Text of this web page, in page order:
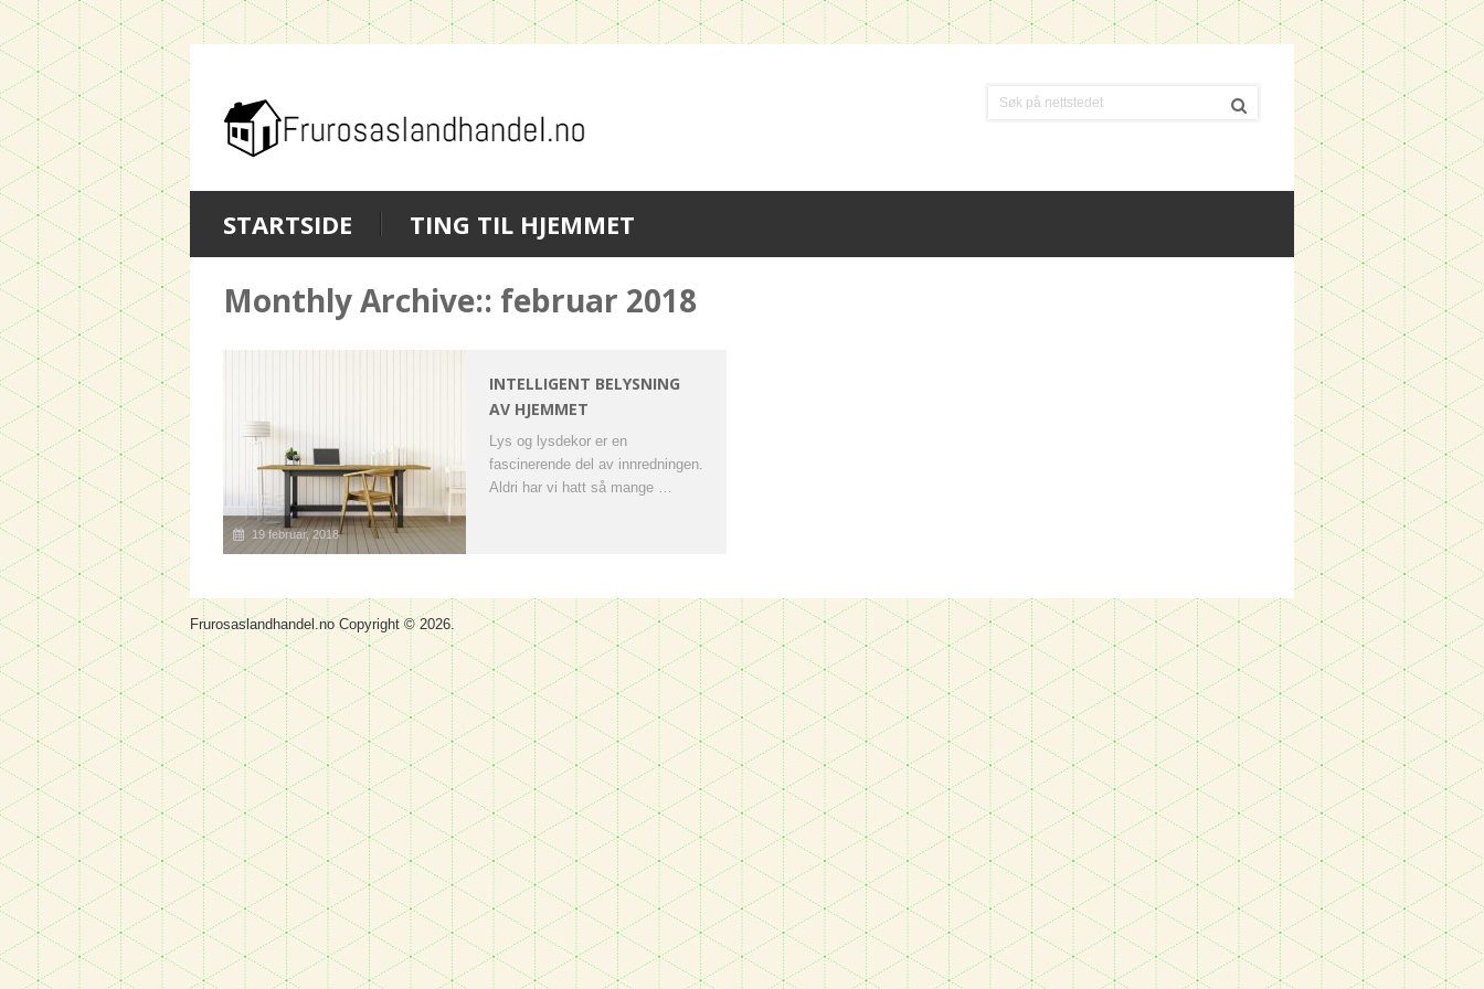
STARTSIDE TING TIL HJEMMET
Monthly Archive:: februar 2018
19 februar, 2018
INTELLIGENT BELYSNING
AV HJEMMET
Lys og lysdekor er en
fascinerende del av innredningen.
Aldri har vi hatt så mange …
Frurosaslandhandel.noCopyright © 2026.